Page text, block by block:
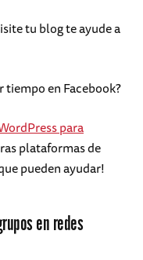
tu blog te ayude a
en Facebook?
para
plataformas de
pueden ayudar!
en redes